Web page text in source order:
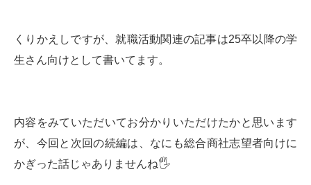
くりかえしですが、就職活動関連の記事は25卒以降の学
生さん向けとして書いてます。
内容をみていただいてお分かりいただけたかと思います
が、今回と次回の続編は、なにも総合商社志望者向けに
かぎった話じゃありませんね🖐